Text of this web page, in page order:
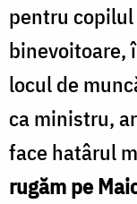
pentru copilul
binevoitoare,
locul de
ca ministru,
face hatârul
rugăm pe